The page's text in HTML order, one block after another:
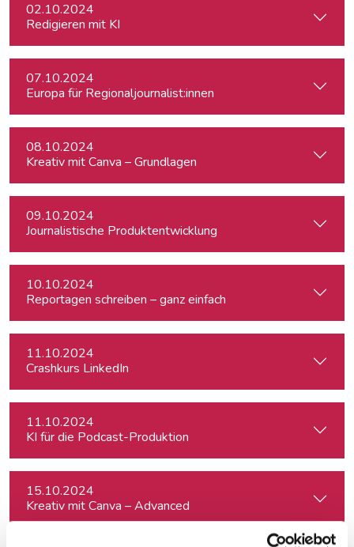
02.10.2024
Redigieren mit KI
07.10.2024
Europa für Regionaljournalist:innen
08.10.2024
Kreativ mit Canva – Grundlagen
09.10.2024
Journalistische Produktentwicklung
10.10.2024
Reportagen schreiben – ganz einfach
11.10.2024
Crashkurs LinkedIn
11.10.2024
KI für die Podcast-Produktion
15.10.2024
Kreativ mit Canva – Advanced